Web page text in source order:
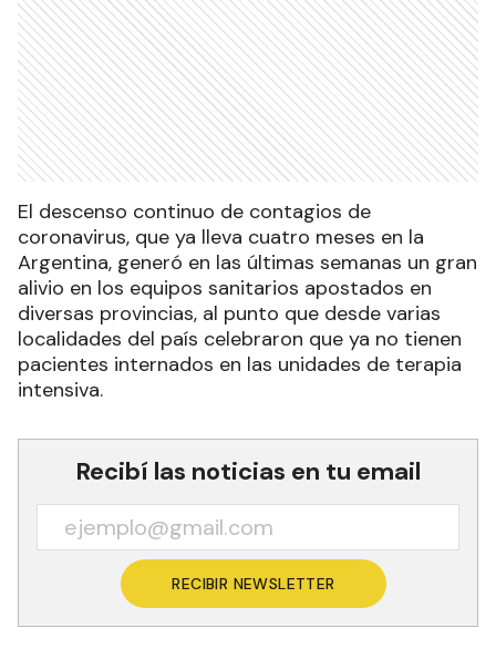
El descenso continuo de contagios de
coronavirus, que ya lleva cuatro meses en la
Argentina, generó en las últimas semanas un gran
alivio en los equipos sanitarios apostados en
diversas provincias, al punto que desde varias
localidades del país celebraron que ya no tienen
pacientes internados en las unidades de terapia
intensiva.
Recibí las noticias en tu email
RECIBIR NEWSLETTER